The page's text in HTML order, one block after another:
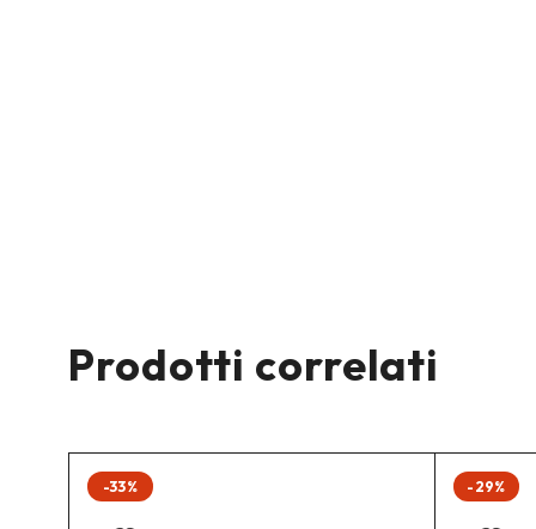
Prodotti correlati
-33% -29%